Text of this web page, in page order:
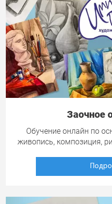
Заочное
Обучение онлайн по
живопись, композиция,